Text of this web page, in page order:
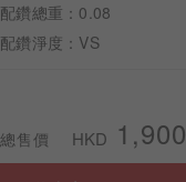
配鑽總重：0.08
配鑽淨度：VS
總售價 HKD 1,900